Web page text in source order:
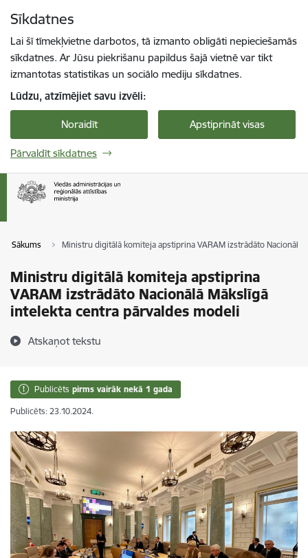
Sīkdatnes
Lai šī tīmekļvietne darbotos, tā izmanto obligāti nepieciešamās
sīkdatnes. Ar Jūsu piekrišanu papildus šajā vietnē var tikt
izmantotas statistikas un sociālo mediju sīkdatnes.
Lūdzu, atzīmējiet savu izvēli:
Noraidīt Apstiprināt visas
Pārvaldīt sīkdatnes
Sākums Ministru digitālā komiteja apstiprina VARAM izstrādāto
Ministru digitālā komiteja apstiprina
VARAM izstrādāto Nacionālā Mākslīgā
intelekta centra pārvaldes modeli
Atskaņot tekstu
Publicēts pirms vairāk nekā 1 gada
Publicēts: 23.10.2024.